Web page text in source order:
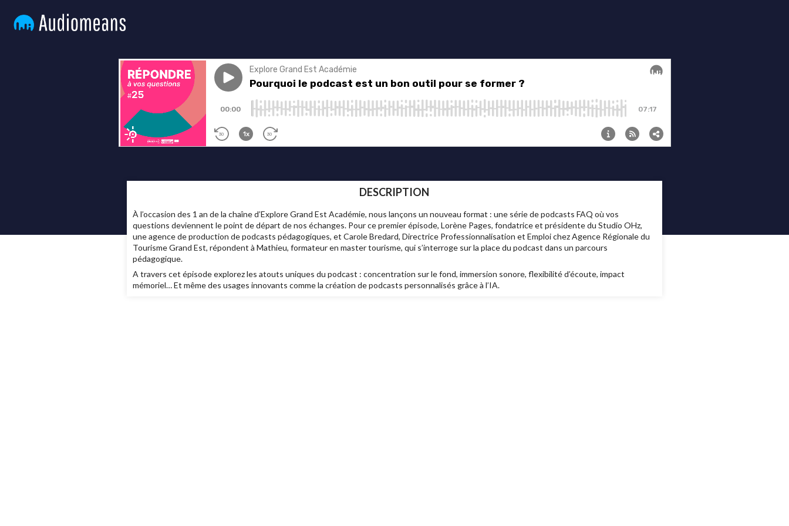
DESCRIPTION
À l’occasion des 1 an de la chaîne d’Explore Grand Est Académie, nous lançons un nouveau format : une série de podcasts FAQ où vos
questions deviennent le point de départ de nos échanges. Pour ce premier épisode, Lorène Pages, fondatrice et présidente du Studio OHz,
une agence de production de podcasts pédagogiques, et Carole Bredard, Directrice Professionnalisation et Emploi chez Agence Régionale du
Tourisme Grand Est, répondent à Mathieu, formateur en master tourisme, qui s’interroge sur la place du podcast dans un parcours
pédagogique.
A travers cet épisode explorez les atouts uniques du podcast : concentration sur le fond, immersion sonore, flexibilité d’écoute, impact
mémoriel… Et même des usages innovants comme la création de podcasts personnalisés grâce à l’IA.